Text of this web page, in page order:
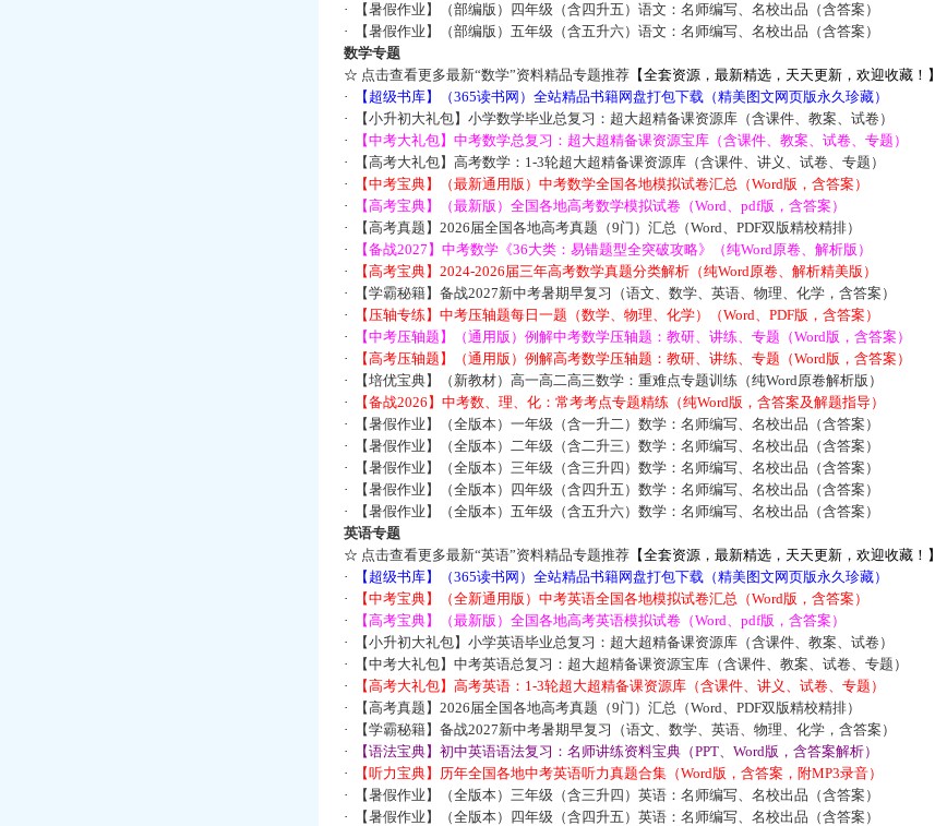
·
【暑假作业】（部编版）四年级（含四升五）语文：名师编写、名校出品（含答案）
·
【暑假作业】（部编版）五年级（含五升六）语文：名师编写、名校出品（含答案）
数学专题
☆ 点击查看更多最新“数学”资料精品专题推荐【全套资源，最新精选，天天更新，欢迎收藏！】
·
【超级书库】（365读书网）全站精品书籍网盘打包下载（精美图文网页版永久珍藏）
·
【小升初大礼包】小学数学毕业总复习：超大超精备课资源库（含课件、教案、试卷）
·
【中考大礼包】中考数学总复习：超大超精备课资源宝库（含课件、教案、试卷、专题）
·
【高考大礼包】高考数学：1-3轮超大超精备课资源库（含课件、讲义、试卷、专题）
·
【中考宝典】（最新通用版）中考数学全国各地模拟试卷汇总（Word版，含答案）
·
【高考宝典】（最新版）全国各地高考数学模拟试卷（Word、pdf版，含答案）
·
【高考真题】2026届全国各地高考真题（9门）汇总（Word、PDF双版精校精排）
·
【备战2027】中考数学《36大类：易错题型全突破攻略》（纯Word原卷、解析版）
·
【高考宝典】2024-2026届三年高考数学真题分类解析（纯Word原卷、解析精美版）
·
【学霸秘籍】备战2027新中考暑期早复习（语文、数学、英语、物理、化学，含答案）
·
【压轴专练】中考压轴题每日一题（数学、物理、化学）（Word、PDF版，含答案）
·
【中考压轴题】（通用版）例解中考数学压轴题：教研、讲练、专题（Word版，含答案）
·
【高考压轴题】（通用版）例解高考数学压轴题：教研、讲练、专题（Word版，含答案）
·
【培优宝典】（新教材）高一高二高三数学：重难点专题训练（纯Word原卷解析版）
·
【备战2026】中考数、理、化：常考考点专题精练（纯Word版，含答案及解题指导）
·
【暑假作业】（全版本）一年级（含一升二）数学：名师编写、名校出品（含答案）
·
【暑假作业】（全版本）二年级（含二升三）数学：名师编写、名校出品（含答案）
·
【暑假作业】（全版本）三年级（含三升四）数学：名师编写、名校出品（含答案）
·
【暑假作业】（全版本）四年级（含四升五）数学：名师编写、名校出品（含答案）
·
【暑假作业】（全版本）五年级（含五升六）数学：名师编写、名校出品（含答案）
英语专题
☆ 点击查看更多最新“英语”资料精品专题推荐【全套资源，最新精选，天天更新，欢迎收藏！】
·
【超级书库】（365读书网）全站精品书籍网盘打包下载（精美图文网页版永久珍藏）
·
【中考宝典】（全新通用版）中考英语全国各地模拟试卷汇总（Word版，含答案）
·
【高考宝典】（最新版）全国各地高考英语模拟试卷（Word、pdf版，含答案）
·
【小升初大礼包】小学英语毕业总复习：超大超精备课资源库（含课件、教案、试卷）
·
【中考大礼包】中考英语总复习：超大超精备课资源宝库（含课件、教案、试卷、专题）
·
【高考大礼包】高考英语：1-3轮超大超精备课资源库（含课件、讲义、试卷、专题）
·
【高考真题】2026届全国各地高考真题（9门）汇总（Word、PDF双版精校精排）
·
【学霸秘籍】备战2027新中考暑期早复习（语文、数学、英语、物理、化学，含答案）
·
【语法宝典】初中英语语法复习：名师讲练资料宝典（PPT、Word版，含答案解析）
·
【听力宝典】历年全国各地中考英语听力真题合集（Word版，含答案，附MP3录音）
·
【暑假作业】（全版本）三年级（含三升四）英语：名师编写、名校出品（含答案）
·
【暑假作业】（全版本）四年级（含四升五）英语：名师编写、名校出品（含答案）